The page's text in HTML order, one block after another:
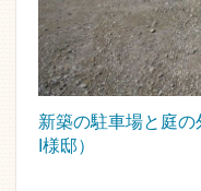
新築の駐車場と庭
I様邸）